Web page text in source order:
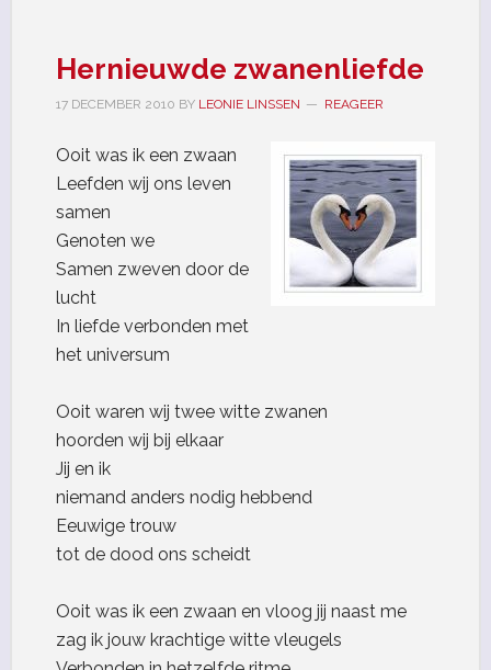
Hernieuwde zwanenliefde
17 DECEMBER 2010 BY LEONIE LINSSEN REAGEER
Ooit was ik een zwaan
Leefden wij ons leven
samen
Genoten we
Samen zweven door de
lucht
In liefde verbonden met
het universum
Ooit waren wij twee witte zwanen
hoorden wij bij elkaar
Jij en ik
niemand anders nodig hebbend
Eeuwige trouw
tot de dood ons scheidt
Ooit was ik een zwaan en vloog jij naast me
zag ik jouw krachtige witte vleugels